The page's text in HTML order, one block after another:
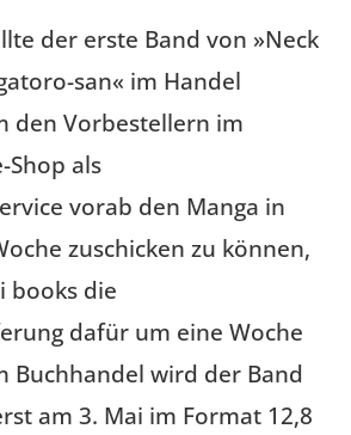
der erste Band von »Neck
san« im Handel
den Vorbestellern im
Shop als
vorab den Manga in
zuschicken zu können,
books die
dafür um eine Woche
Buchhandel wird der Band
am 3. Mai im Format 12,8